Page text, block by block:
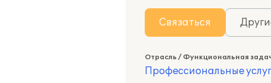
Связаться
Отрасль / Функциональная
Профессиональные